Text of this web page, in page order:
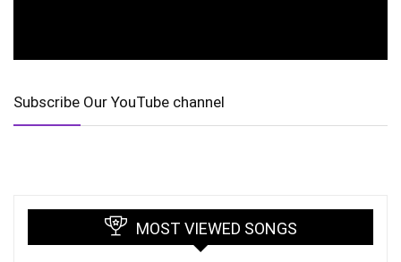
Subscribe Our YouTube channel
MOST VIEWED SONGS